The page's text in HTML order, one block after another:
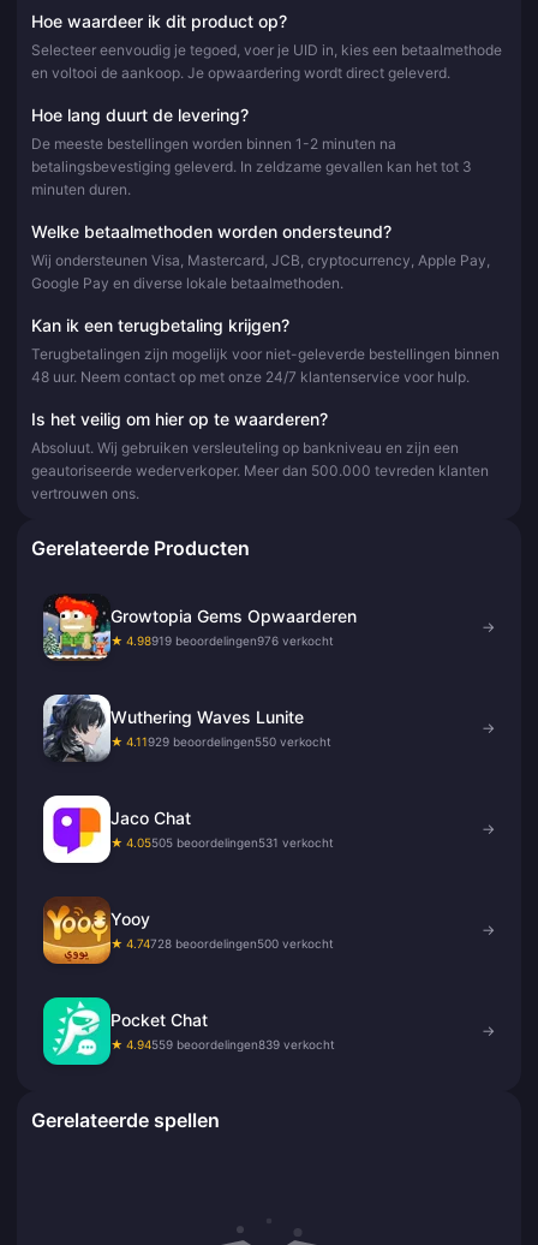
Hoe waardeer ik dit product op?
Selecteer eenvoudig je tegoed, voer je UID in, kies een betaalmethode
en voltooi de aankoop. Je opwaardering wordt direct geleverd.
Hoe lang duurt de levering?
De meeste bestellingen worden binnen 1-2 minuten na
betalingsbevestiging geleverd. In zeldzame gevallen kan het tot 3
minuten duren.
Welke betaalmethoden worden ondersteund?
Wij ondersteunen Visa, Mastercard, JCB, cryptocurrency, Apple Pay,
Google Pay en diverse lokale betaalmethoden.
Kan ik een terugbetaling krijgen?
Terugbetalingen zijn mogelijk voor niet-geleverde bestellingen binnen
48 uur. Neem contact op met onze 24/7 klantenservice voor hulp.
Is het veilig om hier op te waarderen?
Absoluut. Wij gebruiken versleuteling op bankniveau en zijn een
geautoriseerde wederverkoper. Meer dan 500.000 tevreden klanten
vertrouwen ons.
Gerelateerde Producten
Growtopia Gems Opwaarderen
★ 4.98919 beoordelingen976 verkocht
→
Wuthering Waves Lunite
★ 4.11929 beoordelingen550 verkocht
→
Jaco Chat
★ 4.05505 beoordelingen531 verkocht
→
Yooy
★ 4.74728 beoordelingen500 verkocht
→
Pocket Chat
★ 4.94559 beoordelingen839 verkocht
→
Gerelateerde spellen